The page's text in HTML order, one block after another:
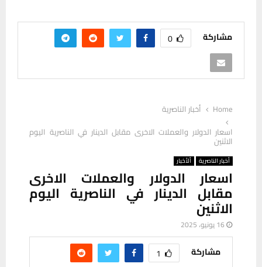
مشاركة 0
Home
أخبار الناصرية
اسعار الدولار والعملات الاخرى مقابل الدينار في الناصرية اليوم
الاثنين
أخبار الناصرية ألأخبار
اسعار الدولار والعملات الاخرى
مقابل الدينار في الناصرية اليوم
الاثنين
16 يونيو، 2025
مشاركة 1